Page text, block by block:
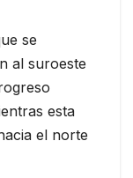
se
al suroeste
esta
el norte